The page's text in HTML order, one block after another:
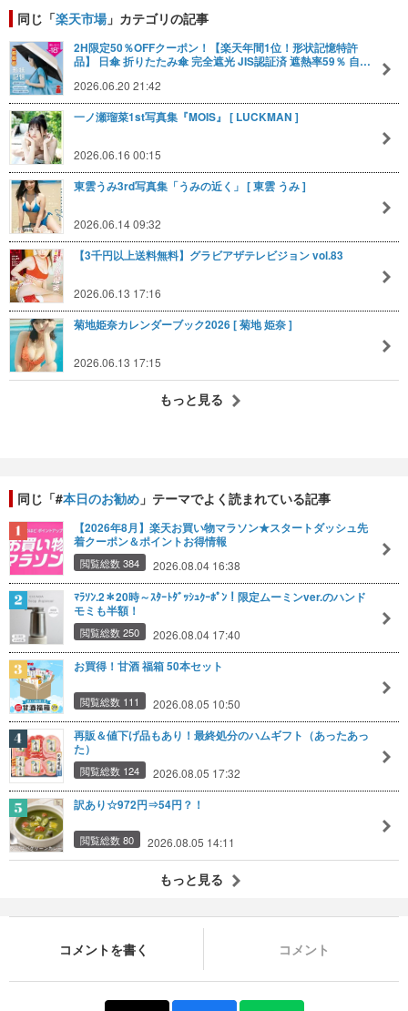
同じ「楽天市場」カテゴリの記事
2H限定50％OFFクーポン！【楽天年間1位！形状記憶特許
品】 日傘 折りたたみ傘 完全遮光 JIS認証済 遮熱率59％ 自…
2026.06.20 21:42
一ノ瀬瑠菜1st写真集『MOIS』 [ LUCKMAN ]
2026.06.16 00:15
東雲うみ3rd写真集「うみの近く」 [ 東雲 うみ ]
2026.06.14 09:32
【3千円以上送料無料】グラビアザテレビジョン vol.83
2026.06.13 17:16
菊地姫奈カレンダーブック2026 [ 菊地 姫奈 ]
2026.06.13 17:15
もっと見る
同じ「#本日のお勧め 」テーマでよく読まれている記事
【2026年8月】楽天お買い物マラソン★スタートダッシュ先
着クーポン＆ポイントお得情報
閲覧総数 384 2026.08.04 16:38
ﾏﾗｿﾝ.2＊20時～ｽﾀｰﾄﾀﾞｯｼｭｸｰﾎﾟﾝ！限定ムーミンver.のハンド
モミも半額！
閲覧総数 250 2026.08.04 17:40
お買得！甘酒 福箱 50本セット
閲覧総数 111 2026.08.05 10:50
再販＆値下げ品もあり！最終処分のハムギフト（あったあっ
た）
閲覧総数 124 2026.08.05 17:32
訳あり☆972円⇒54円？！
閲覧総数 80 2026.08.05 14:11
もっと見る
コメントを書く コメント